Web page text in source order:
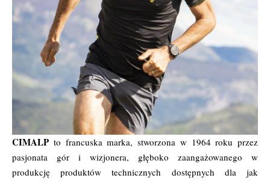
CIMALP to francuska marka, stworzona w 1964 roku przez
pasjonata gór i wizjonera, głęboko zaangażowanego w
produkcję produktów technicznych dostępnych dla jak